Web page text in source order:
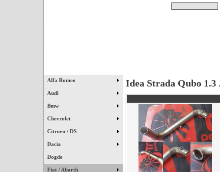
Alfa Romeo
Audi
Bmw
Chevrolet
Citroen / DS
Dacia
Dogde
Fiat / Abarth
Idea Strada Qubo 1.3